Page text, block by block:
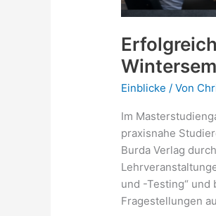
Einblicke / Von
Im
praxisnahe
Burda Verlag
und -Testing“
Fragestellungen